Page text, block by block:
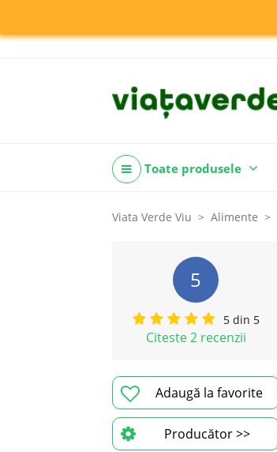
Toate produsele
Viata Verde Viu Alimente
5
5 din 5
Citeste 2 recenzii
Adaugă la favorite
Producător >>